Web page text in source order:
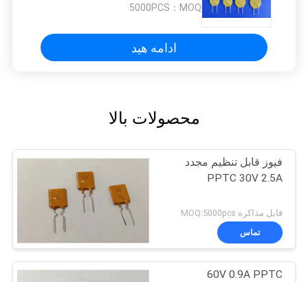
MOQ：
5000PCS
ادامه هید
محصولات بالا
فیوز قابل تنظیم مجدد
PPTC 30V 2.5A
قابل مذاکره MOQ:5000pcs
تماس
60V 0.9A PPTC